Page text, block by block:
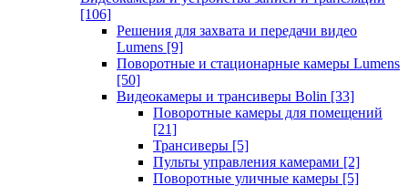
[106]
Решения для захвата и передачи видео
Lumens [9]
Поворотные и стационарные камеры Lumens
[50]
Видеокамеры и трансиверы Bolin [33]
Поворотные камеры для помещений
[21]
Трансиверы [5]
Пульты управления камерами [2]
Поворотные уличные камеры [5]